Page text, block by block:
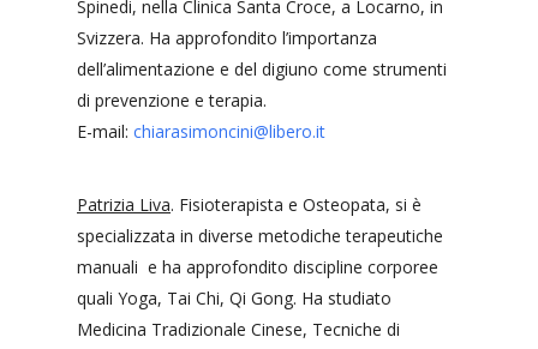
Spinedi, nella Clinica Santa Croce, a Locarno, in
Svizzera. Ha approfondito l’importanza
dell’alimentazione e del digiuno come strumenti
di prevenzione e terapia.
E-mail: chiarasimoncini@libero.it
Patrizia Liva. Fisioterapista e Osteopata, si è
specializzata in diverse metodiche terapeutiche
manuali e ha approfondito discipline corporee
quali Yoga, Tai Chi, Qi Gong. Ha studiato
Medicina Tradizionale Cinese, Tecniche di